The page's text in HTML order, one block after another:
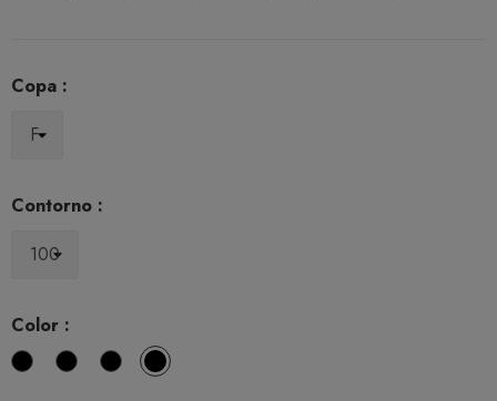
Copa :
Contorno :
Color :
BlancoNegroNaturalCafe